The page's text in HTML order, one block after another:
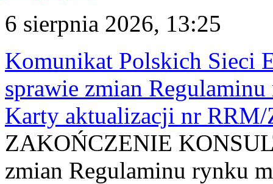
6 sierpnia 2026, 13:25
Komunikat Polskich Sieci
sprawie zmian
Karty aktualizacji nr
ZAKOŃCZENIE
zmian Regulaminu rynku